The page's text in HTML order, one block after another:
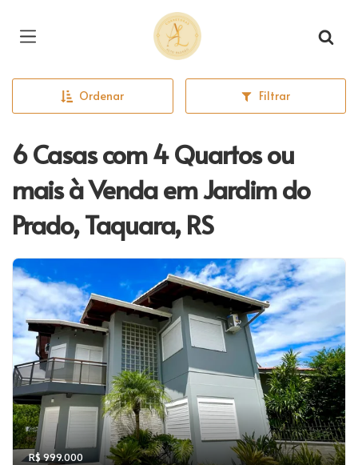
Página inicial
Ordenar Filtrar
6 Casas com 4 Quartos ou
mais à Venda em Jardim do
Prado, Taquara, RS
R$ 999.000